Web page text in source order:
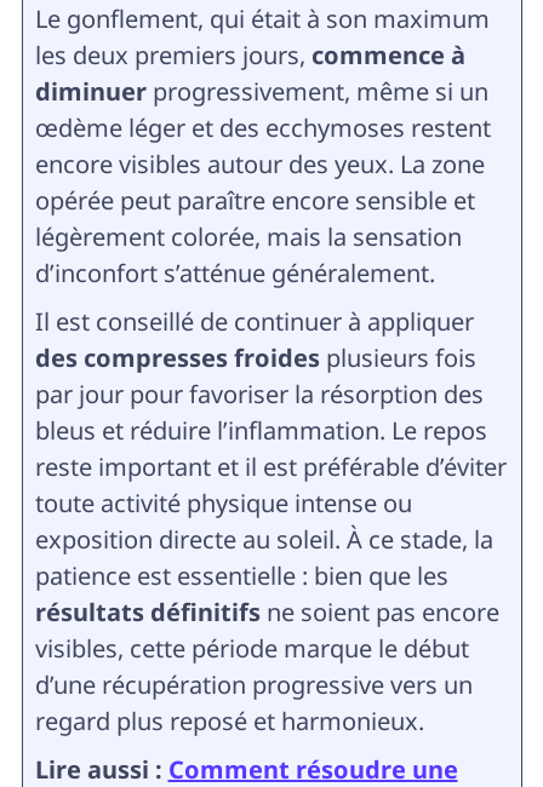
Le gonflement, qui était à son maximum
les deux premiers jours, commence à
diminuerprogressivement, même si un
œdème léger et des ecchymoses restent
encore visibles autour des yeux. La zone
opérée peut paraître encore sensible et
légèrement colorée, mais la sensation
d’inconfort s’atténue généralement.
Il est conseillé de continuer à appliquer
des compresses froidesplusieurs fois
par jour pour favoriser la résorption des
bleus et réduire l’inflammation. Le repos
reste important et il est préférable d’éviter
toute activité physique intense ou
exposition directe au soleil. À ce stade, la
patience est essentielle : bien que les
résultats définitifsne soient pas encore
visibles, cette période marque le début
d’une récupération progressive vers un
regard plus reposé et harmonieux.
Lire aussi : Comment résoudre une